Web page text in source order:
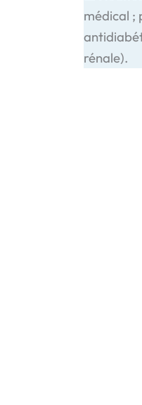
médical ;
rénale).